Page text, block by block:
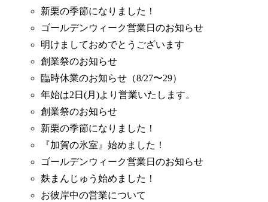
新栗の季節になりました！
ゴールデンウィーク営業日のお知らせ
明けましておめでとうございます
創業祭のお知らせ
臨時休業のお知らせ（8/27〜29）
年始は2日(月)より営業いたします。
創業祭のお知らせ
新栗の季節になりました！
『加賀の氷室』始めました！
ゴールデンウィーク営業日のお知らせ
麸まんじゅう始めました！
お彼岸中の営業について